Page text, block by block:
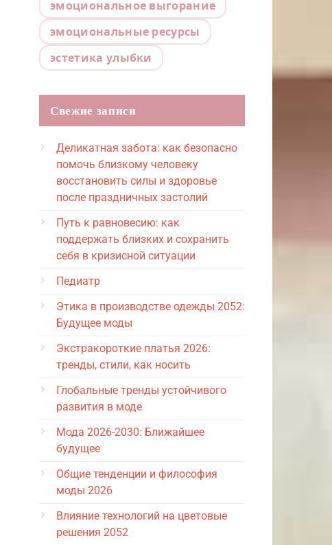
эмоциональное выгорание
эмоциональные ресурсы
эстетика улыбки
Свежие записи
Деликатная забота: как безопасно
помочь близкому человеку
восстановить силы и здоровье
после праздничных застолий
Путь к равновесию: как
поддержать близких и сохранить
себя в кризисной ситуации
Педиатр
Этика в производстве одежды 2052:
Будущее моды
Экстракороткие платья 2026:
тренды, стили, как носить
Глобальные тренды устойчивого
развития в моде
Мода 2026-2030: Ближайшее
будущее
Общие тенденции и философия
моды 2026
Влияние технологий на цветовые
решения 2052